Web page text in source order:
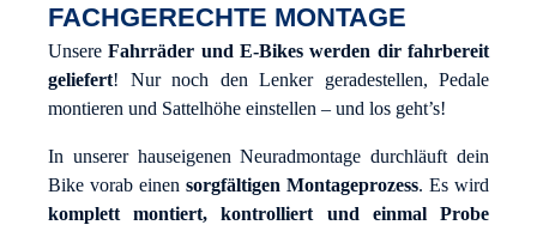
FACHGERECHTE MONTAGE
UnsereFahrräder und E-Bikes werden dir fahrbereit
geliefert! Nur noch den Lenker geradestellen, Pedale
montieren und Sattelhöhe einstellen – und los geht’s!
In unserer hauseigenen Neuradmontage durchläuft dein
Bike vorab einen sorgfältigen Montageprozess. Es wird
komplett montiert, kontrolliert und einmal Probe